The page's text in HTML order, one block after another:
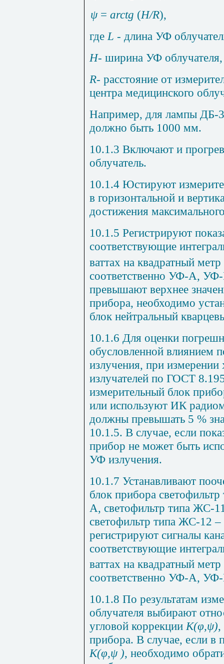
ψ = arctg (H/R),
где L - длина УФ
Н- ширина УФ облучателя
R- расстояние от
центра медицинского
Например, для лампы ДБ-
должно быть 1000 мм.
10.1.3 Включают и
облучатель.
10.1.4 Юстируют
в горизонтальной и
достижения
10.1.5 Регистрируют
соответствующие
ваттах на квадратный
соответственно УФ-А,
превышают верхнее
прибора, необходимо
блок нейтральный
10.1.6 Для оценки
обусловленной влиянием
излучения, при измерении
излучателей по ГОСТ
измерительный блок
или используют ИК
должны превышать 5 %
10.1.5. В случае, если
прибор не может быть
УФ излучения.
10.1.7 Устанавливают
блок прибора
А, светофильтр типа ЖС-
светофильтр типа ЖС-12
регистрируют сигналы
соответствующие
ваттах на квадратный
соответственно УФ-А,
10.1.8 По результатам
облучателя выбирают
угловой коррекции K(φ,ψ),
прибора. В случае, если в
К(φ,ψ ), необходимо